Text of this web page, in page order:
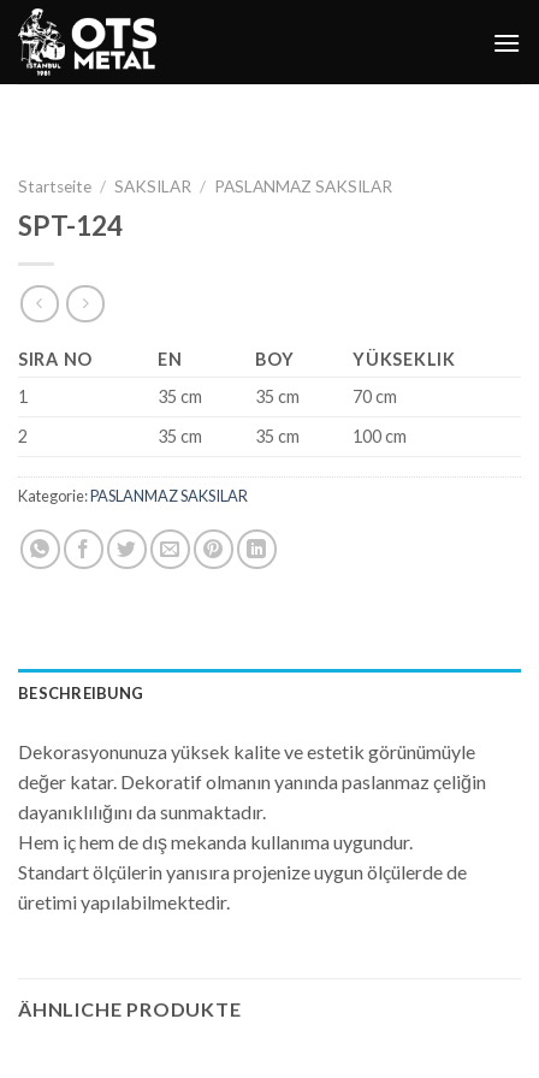
Skip
content
Startseite / SAKSILAR / PASLANMAZ SAKSILAR
SPT-124
SIRA NO EN BOY
YÜKSEKLIK
1
35 cm 35 cm
70 cm
2
35 cm 35 cm 100 cm
Kategorie:PASLANMAZ SAKSILAR
BESCHREIBUNG
Dekorasyonunuza yüksek kalite ve estetik görünümüyle
değer katar. Dekoratif olmanın yanında paslanmaz çeliğin
dayanıklılığını da sunmaktadır.
Hem iç hem de dış mekanda kullanıma uygundur.
Standart ölçülerin yanısıra projenize uygun ölçülerde de
üretimi yapılabilmektedir.
ÄHNLICHE PRODUKTE